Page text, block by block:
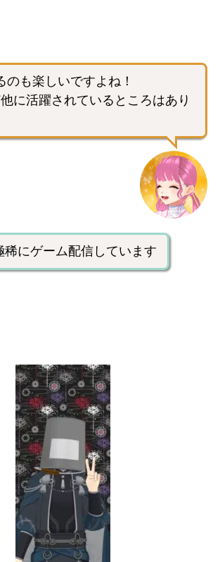
のも楽しいですよね！
に活躍されているところはあり
稀にゲーム配信しています